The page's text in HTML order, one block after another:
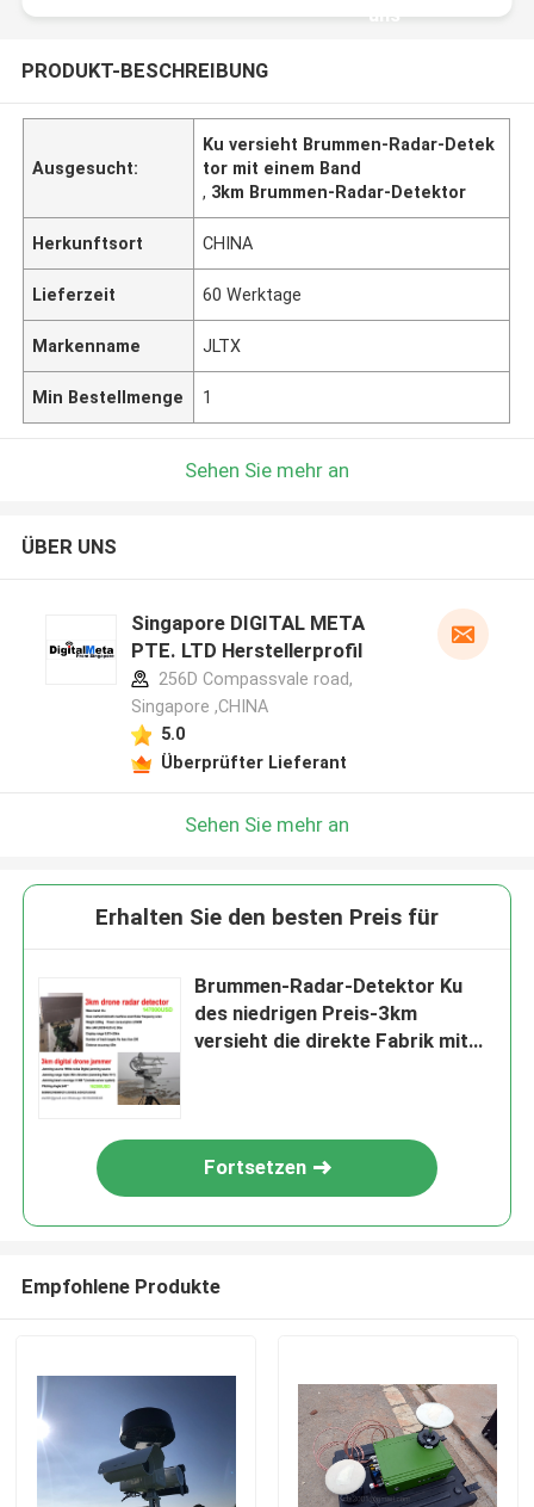
uns
PRODUKT-BESCHREIBUNG
Ausgesucht:
Ku versieht Brummen-Radar-Detek
tor mit einem Band
, 3km Brummen-Radar-Detektor
Herkunftsort CHINA
Lieferzeit 60 Werktage
Markenname JLTX
Min Bestellmenge 1
Sehen Sie mehr an
ÜBER UNS
Singapore DIGITAL META
PTE. LTD Herstellerprofil
256D Compassvale road,
Singapore ,CHINA
5.0
Überprüfter Lieferant
Sehen Sie mehr an
Erhalten Sie den besten Preis für
Brummen-Radar-Detektor Ku
des niedrigen Preis-3km
versieht die direkte Fabrik mit
Fortsetzen
Empfohlene Produkte